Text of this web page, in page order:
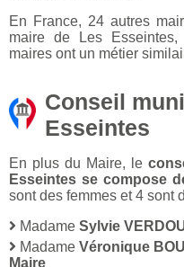
En France, 24 autres
maire de Les
maires ont un métier
Conseil
Esseintes
En plus du Maire, le
Esseintes se compose
sont des femmes et 4 sont
Madame Sylvie
Madame Véronique
Maire